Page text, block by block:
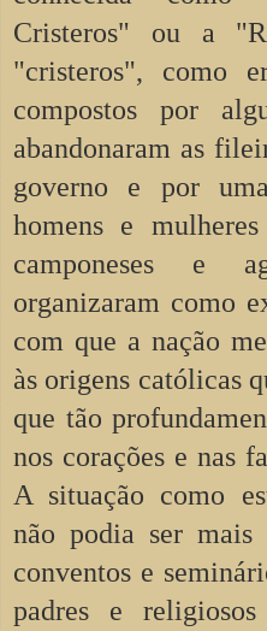
Cristeros" ou a
"cristeros", como
compostos por
abandonaram as
governo e por
homens e
camponeses e
organizaram como
com que a nação
às origens católicas
que tão
nos corações e nas
A situação como
não podia ser mais
conventos e
padres e